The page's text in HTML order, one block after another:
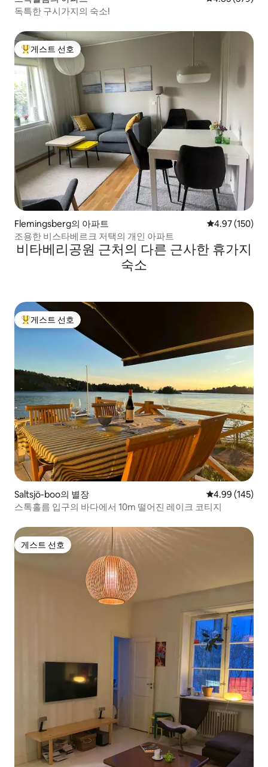
독특한 구시가지의 숙소!
상위 게스트 선호
게스트 선호
Flemingsberg의 아파트 평점 4.97점(5
4.97 (150)
조용한 비스타베르크 저택의 개인 아파트
비타베리공원 근처의 다른 근사한 휴가지
숙소
상위 게스트 선호
게스트 선호
Saltsjö-boo의 별장 평점 4.99점(5
4.99 (145)
스톡홀름 입구의 바다에서 10m 떨어진 레이크 코티지
게스트 선호
게스트 선호